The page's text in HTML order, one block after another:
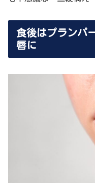
食後はプランパ
唇に